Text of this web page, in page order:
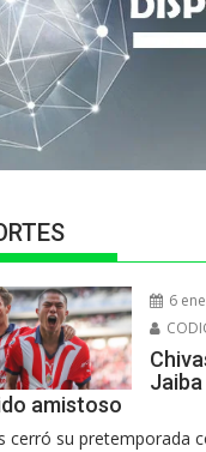
6
amistoso
cerró su pretemporada